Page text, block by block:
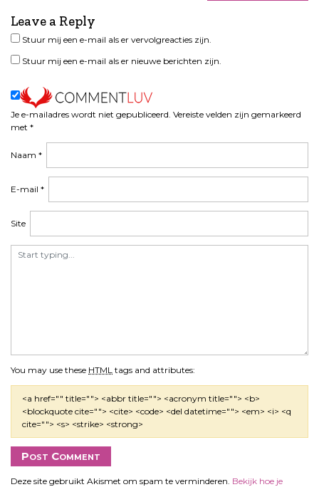
Leave a Reply
Je e-mailadres wordt niet gepubliceerd. Vereiste velden zijn gemarkeerd
met *
You may use these HTML tags and attributes:
<a href="" title=""> <abbr title=""> <acronym title=""> <b>
<blockquote cite=""> <cite> <code> <del datetime=""> <em> <i> <q
cite=""> <s> <strike> <strong>
Naam *
E-mail *
Site
Stuur mij een e-mail als er vervolgreacties zijn.
Stuur mij een e-mail als er nieuwe berichten zijn.
Deze site gebruikt Akismet om spam te verminderen. Bekijk hoe je